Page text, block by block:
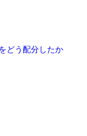
どう配分したか